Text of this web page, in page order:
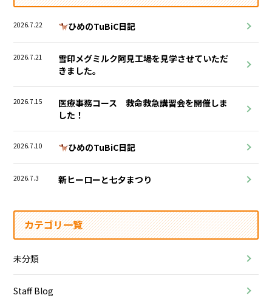
2026.7.22 ひめのTuBiC日記
2026.7.21
雪印メグミルク阿見工場を見学させていただ
きました。
2026.7.15
医療事務コース 救命救急講習会を開催しま
した！
2026.7.10 ひめのTuBiC日記
2026.7.3 新ヒーローと七夕まつり
カテゴリ一覧
未分類
Staff Blog